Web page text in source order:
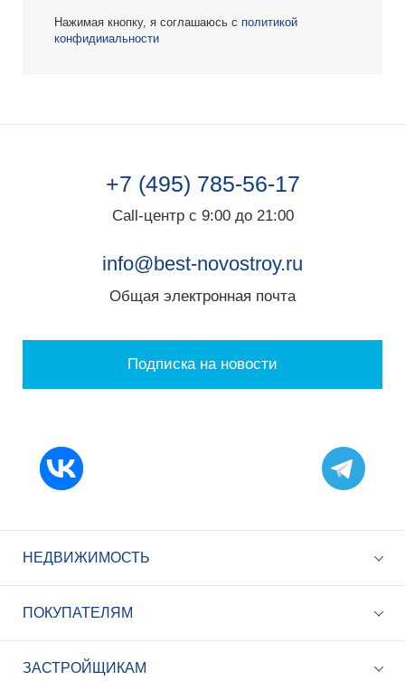
Нажимая кнопку, я соглашаюсь с политикой
конфидииальности
+7 (495) 785-56-17
Call-центр с 9:00 до 21:00
info@best-novostroy.ru
Общая электронная почта
Подписка на новости
НЕДВИЖИМОСТЬ
ПОКУПАТЕЛЯМ
ЗАСТРОЙЩИКАМ